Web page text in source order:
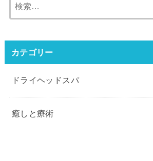
索:
カテゴリー
ドライヘッドスパ
癒しと療術